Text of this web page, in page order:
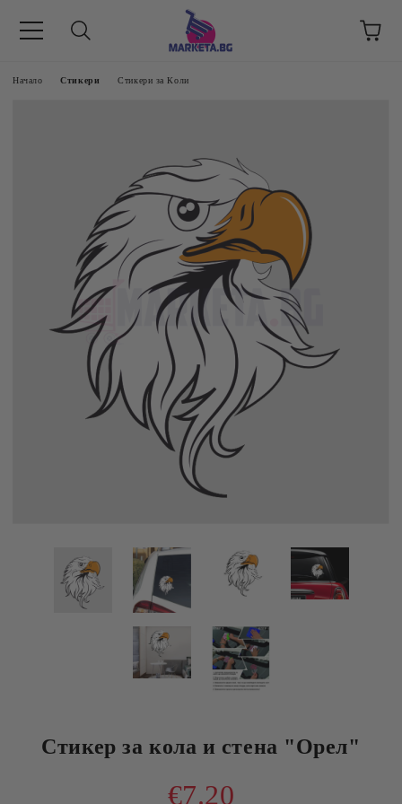
8 -17 ч/
Начало Стикери Стикери за Коли
Стикер за кола и стена "Орел"
€7.20